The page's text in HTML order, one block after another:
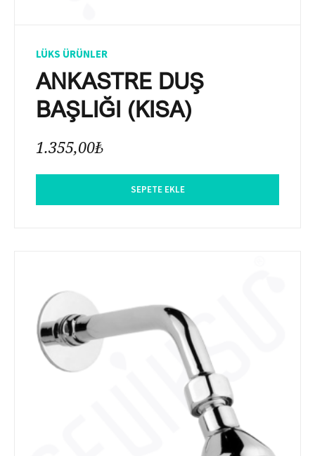
LÜKS ÜRÜNLER
ANKASTRE DUŞ
BAŞLIĞI (KISA)
1.355,00₺
SEPETE EKLE